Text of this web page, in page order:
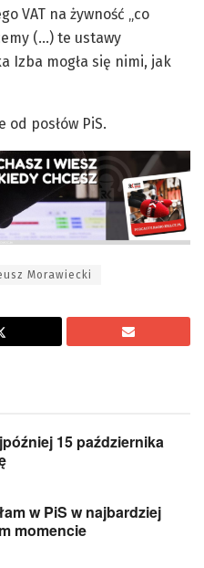
VAT na żywność „co
(…) te ustawy
Izba mogła się nimi, jak
od posłów PiS.
Morawiecki
15 października
w PiS w najbardziej
momencie